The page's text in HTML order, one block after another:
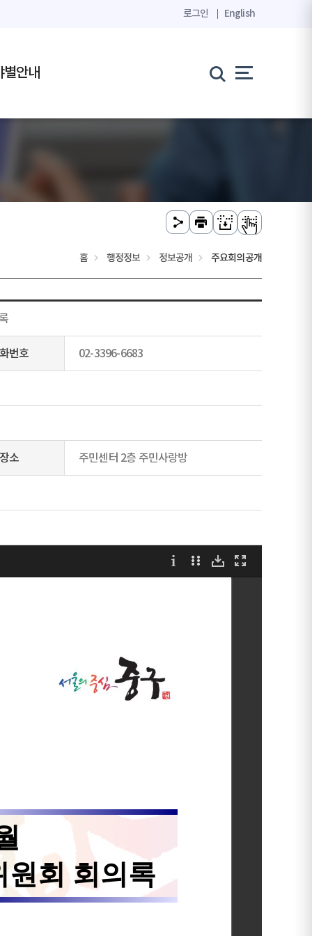
로그인 English
별안내
홈 행정정보 정보공개 주요회의공개
번호 02-3396-6683
소 주민센터 2층 주민사랑방